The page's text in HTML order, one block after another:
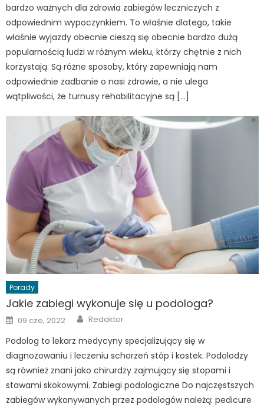
bardzo ważnych dla zdrowia zabiegów leczniczych z
odpowiednim wypoczynkiem. To właśnie dlatego, takie
właśnie wyjazdy obecnie cieszą się obecnie bardzo dużą
popularnością ludzi w różnym wieku, którzy chętnie z nich
korzystają. Są różne sposoby, który zapewniają nam
odpowiednie zadbanie o nasi zdrowie, a nie ulega
wątpliwości, że turnusy rehabilitacyjne są […]
Porady
Jakie zabiegi wykonuje się u podologa?
Posted
on
09 cze, 2022 Author
Redaktor
Podolog to lekarz medycyny specjalizujący się w
diagnozowaniu i leczeniu schorzeń stóp i kostek. Podolodzy
są również znani jako chirurdzy zajmujący się stopami i
stawami skokowymi. Zabiegi podologiczne Do najczęstszych
zabiegów wykonywanych przez podologów należą: pedicure